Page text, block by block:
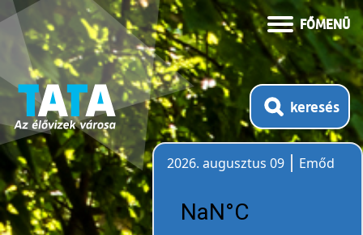
FŐMENÜ
keresés
2026. augusztus 09
Emőd